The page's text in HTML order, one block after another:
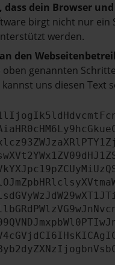
dass dein Browser
birgt nicht nur ein
werden.
den
oben genannten
uns diesen Text